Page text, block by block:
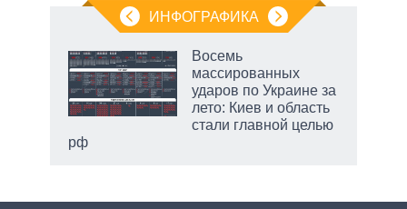
ИНФОГРАФИКА
Восемь
массированных
ударов по Украине за
лето: Киев и область
стали главной целью
рф